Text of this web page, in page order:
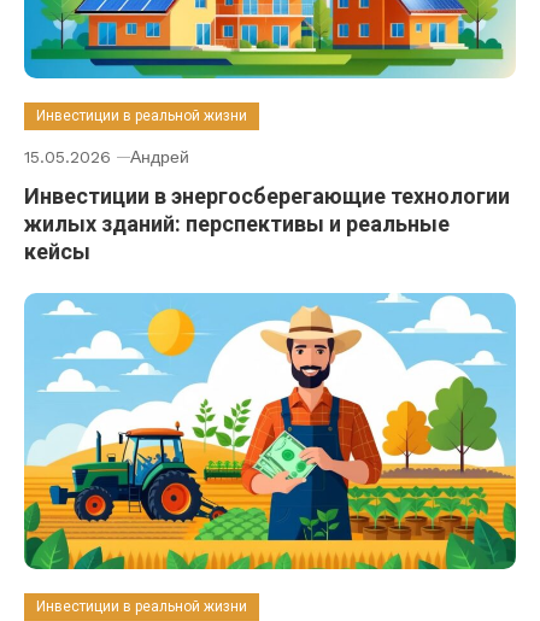
Инвестиции в реальной жизни
15.05.2026 Андрей
Инвестиции в энергосберегающие технологии
жилых зданий: перспективы и реальные
кейсы
Инвестиции в реальной жизни